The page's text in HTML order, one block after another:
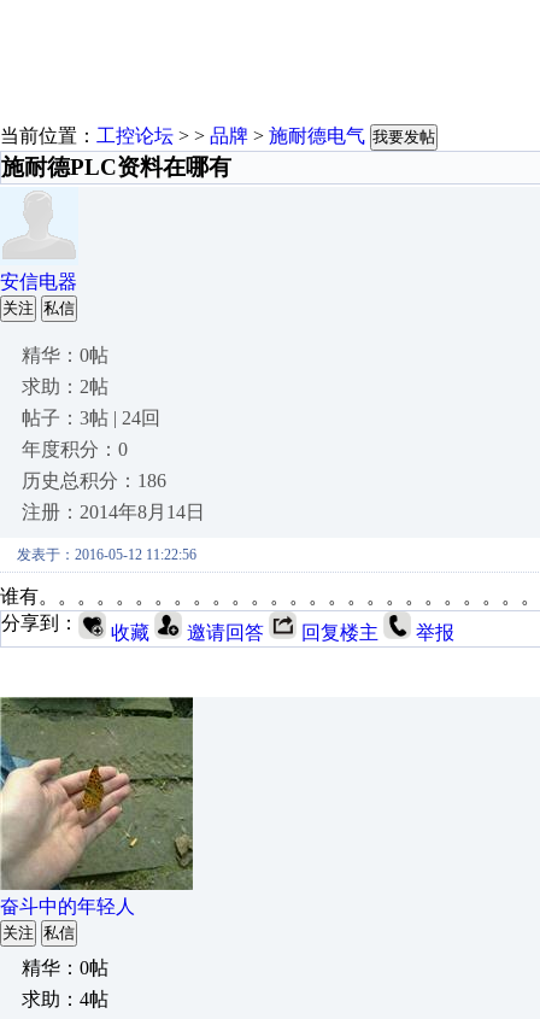
当前位置： 工控论坛 > > 品牌 > 施耐德电气 我要发帖
施耐德PLC资料在哪有
安信电器
关注 私信
精华：0帖
求助：2帖
帖子：3帖 | 24回
年度积分：0
历史总积分：186
注册：2014年8月14日
发表于：2016-05-12 11:22:56
谁有。。。。。。。。。。。。。。。。。。。。。。。。。
分享到：
收藏 邀请回答 回复楼主 举报
奋斗中的年轻人
关注 私信
精华：0帖
求助：4帖